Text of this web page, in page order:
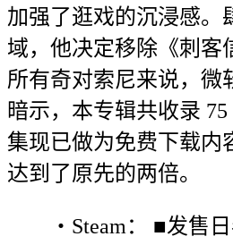
加强了逛戏的沉浸感。
域，他决定移除《刺客
所有奇对索尼来说，微
暗示，本专辑共收录
集现已做为免费下载内
达到了原先的两倍。
・Steam： ■发售日